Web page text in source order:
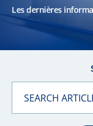
Les dernières
SEARCH